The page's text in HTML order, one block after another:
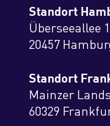
Standort
Überseeallee 1
20457
Standort
Mainzer
60329